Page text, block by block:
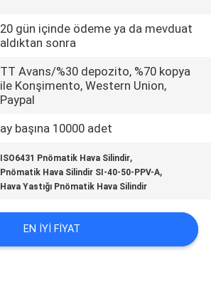
20 gün içinde ödeme ya da mevduat
aldıktan sonra
TT Avans/%30 depozito, %70 kopya
ile Konşimento, Western Union,
Paypal
ay başına 10000 adet
ISO6431 Pnömatik Hava Silindir,
Pnömatik Hava Silindir SI-40-50-PPV-A,
Hava Yastığı Pnömatik Hava Silindir
EN IYI FIYAT